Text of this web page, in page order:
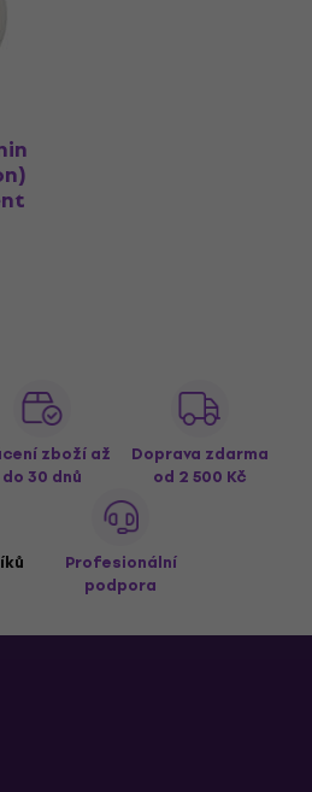
zboží až
do 30 dnů
Doprava zdarma
od 2 500 Kč
Profesionální
podpora